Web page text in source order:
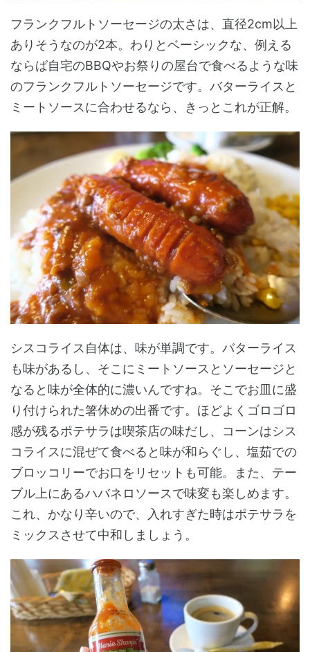
フランクフルトソーセージの太さは、直径2cm以上
ありそうなのが2本。わりとベーシックな、例える
ならば自宅のBBQやお祭りの屋台で食べるような味
のフランクフルトソーセージです。バターライスと
ミートソースに合わせるなら、きっとこれが正解。
シスコライス自体は、味が単調です。バターライス
も味があるし、そこにミートソースとソーセージと
なると味が全体的に濃いんですね。そこでお皿に盛
り付けられた箸休めの出番です。ほどよくゴロゴロ
感が残るポテサラは喫茶店の味だし、コーンはシス
コライスに混ぜて食べると味が和らぐし、塩茹での
ブロッコリーでお口をリセットも可能。また、テー
ブル上にあるハバネロソースで味変も楽しめます。
これ、かなり辛いので、入れすぎた時はポテサラを
ミックスさせて中和しましょう。